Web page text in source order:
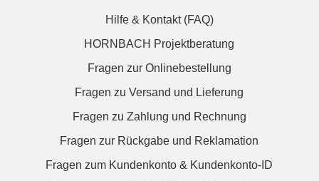
Hilfe & Kontakt (FAQ)
HORNBACH Projektberatung
Fragen zur Onlinebestellung
Fragen zu Versand und Lieferung
Fragen zu Zahlung und Rechnung
Fragen zur Rückgabe und Reklamation
Fragen zum Kundenkonto & Kundenkonto-ID